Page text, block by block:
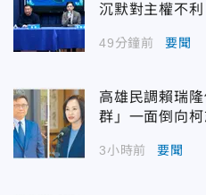
沉默對主權不利
49分鐘前 要聞
高雄民調賴瑞
群」一面倒向柯
3小時前 要聞